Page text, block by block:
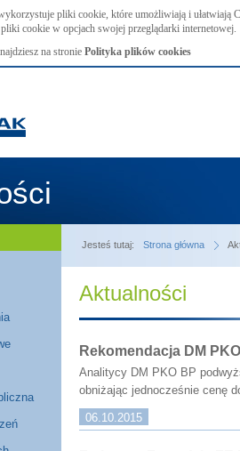
pliki cookie, które umożliwiają i ułatwiają
cookie w opcjach swojej przeglądarki internetowej.
na stronie Polityka plików cookies
Jesteś tutaj: Strona główna
Aktualności
Rekomendacja DM
Analitycy DM PKO BP
obniżając jednocześnie cenę
06.10.2015